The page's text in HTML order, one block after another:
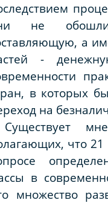
не
а
-
в которых
на
что
в
множество